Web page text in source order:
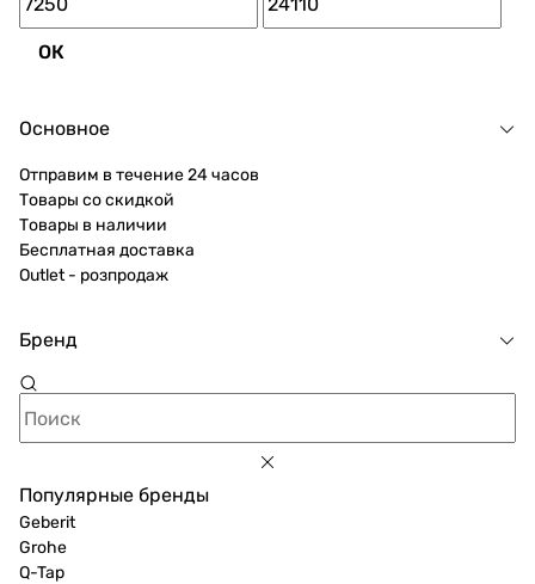
ОК
Основное
Отправим в течение 24 часов
Товары со скидкой
Товары в наличии
Бесплатная доставка
Outlet - розпродаж
Бренд
Популярные бренды
Geberit
Grohe
Q-Tap